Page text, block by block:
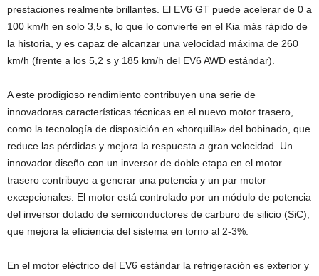
prestaciones realmente brillantes. El EV6 GT puede acelerar de 0 a
100 km/h en solo 3,5 s, lo que lo convierte en el Kia más rápido de
la historia, y es capaz de alcanzar una velocidad máxima de 260
km/h (frente a los 5,2 s y 185 km/h del EV6 AWD estándar).
A este prodigioso rendimiento contribuyen una serie de
innovadoras características técnicas en el nuevo motor trasero,
como la tecnología de disposición en «horquilla» del bobinado, que
reduce las pérdidas y mejora la respuesta a gran velocidad. Un
innovador diseño con un inversor de doble etapa en el motor
trasero contribuye a generar una potencia y un par motor
excepcionales. El motor está controlado por un módulo de potencia
del inversor dotado de semiconductores de carburo de silicio (SiC),
que mejora la eficiencia del sistema en torno al 2-3%.
En el motor eléctrico del EV6 estándar la refrigeración es exterior y